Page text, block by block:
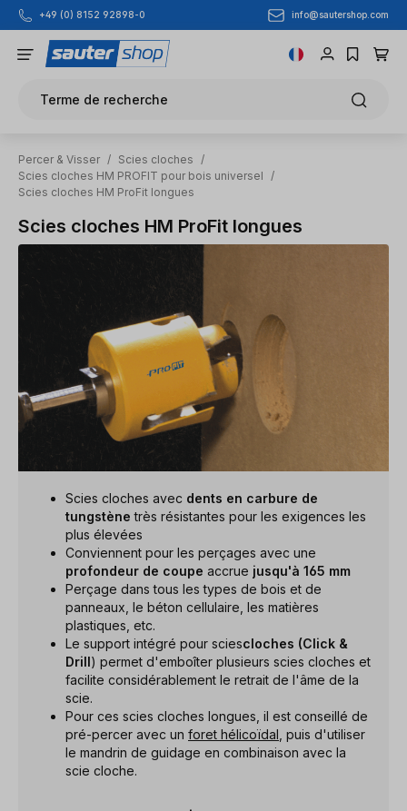
Passer au contenu principal
+49 (0) 8152 92898-0 info@sautershop.com
Terme de recherche
Percer & Visser / Scies cloches
/
Scies cloches HM PROFIT pour bois universel
/
Scies cloches HM ProFit longues
Scies cloches HM ProFit longues
Scies cloches avec dents en carbure de
tungstène très résistantes pour les exigences les
plus élevées
Conviennent pour les perçages avec une
profondeur de coupe accrue jusqu'à 165 mm
Perçage dans tous les types de bois et de
panneaux, le béton cellulaire, les matières
plastiques, etc.
Le support intégré pour sciescloches (Click &
Drill) permet d'emboîter plusieurs scies cloches et
facilite considérablement le retrait de l'âme de la
scie.
Pour ces scies cloches longues, il est conseillé de
pré-percer avec un foret hélicoïdal , puis d'utiliser
le mandrin de guidage en combinaison avec la
scie cloche.